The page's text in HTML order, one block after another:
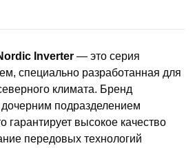
Inverter — это серия
специально разработанная для
климата. Бренд
подразделением
гарантирует высокое качество
передовых технологий